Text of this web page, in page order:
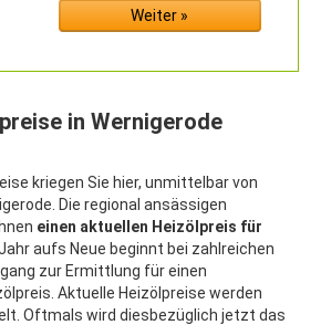
in Wernigerode
kriegen Sie hier, unmittelbar von
Die regional ansässigen
einen aktuellen Heizölpreis für
Jahr aufs Neue beginnt bei zahlreichen
zur Ermittlung für einen
Aktuelle Heizölpreise werden
Oftmals wird diesbezüglich jetzt das